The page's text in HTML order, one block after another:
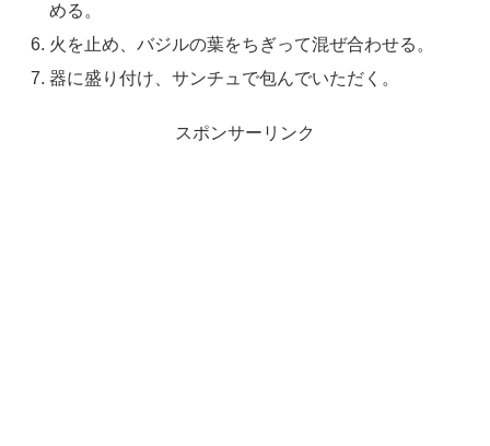
める。
火を止め、バジルの葉をちぎって混ぜ合わせる。
器に盛り付け、サンチュで包んでいただく。
スポンサーリンク